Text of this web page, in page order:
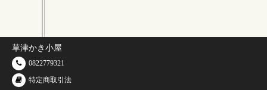
草津かき小屋
0822779321
特定商取引法